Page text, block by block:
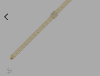
LISTESINE
ŞB